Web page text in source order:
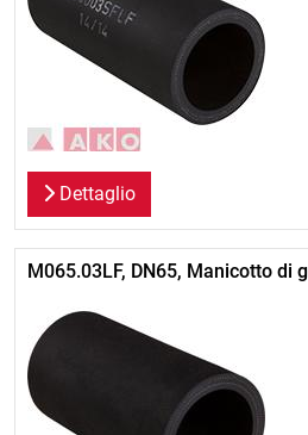
Dettaglio
M065.03LF, DN65, Manicotto di